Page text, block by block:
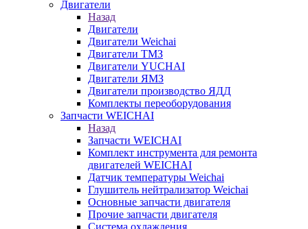
Двигатели
Назад
Двигатели
Двигатели Weichai
Двигатели ТМЗ
Двигатели YUCHAI
Двигатели ЯМЗ
Двигатели производство ЯДД
Комплекты переоборудования
Запчасти WEICHAI
Назад
Запчасти WEICHAI
Комплект инструмента для ремонта
двигателей WEICHAI
Датчик температуры Weichai
Глушитель нейтрализатор Weichai
Основные запчасти двигателя
Прочие запчасти двигателя
Система охлаждения